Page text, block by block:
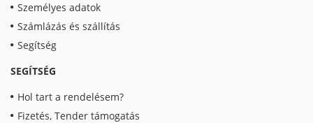
Személyes adatok
Számlázás és szállítás
Segítség
SEGÍTSÉG
Hol tart a rendelésem?
Fizetés, Tender támogatás